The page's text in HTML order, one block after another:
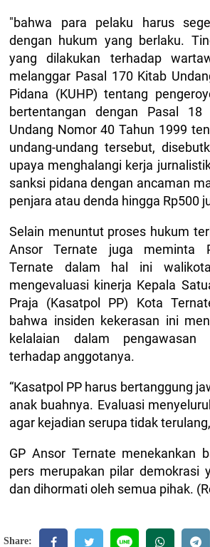
"bahwa para pelaku harus
dengan hukum yang berlaku.
yang dilakukan terhadap
melanggar Pasal 170 Kitab
Pidana (KUHP) tentang
bertentangan dengan Pasal
Undang Nomor 40 Tahun 1999
undang-undang tersebut,
upaya menghalangi kerja
sanksi pidana dengan ancaman
penjara atau denda hingga Rp500
Selain menuntut proses hukum
Ansor Ternate juga meminta
Ternate dalam hal ini
mengevaluasi kinerja Kepala
Praja (Kasatpol PP) Kota
bahwa insiden kekerasan ini
kelalaian dalam pengawasan
terhadap anggotanya.
“Kasatpol PP harus bertanggung
anak buahnya. Evaluasi
agar kejadian serupa tidak
GP Ansor Ternate menekankan
pers merupakan pilar demokrasi
dan dihormati oleh semua pihak.
Share: